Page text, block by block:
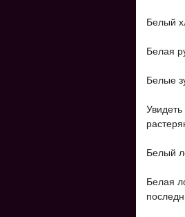
Белый
Белая
Белые
Белый
Белая